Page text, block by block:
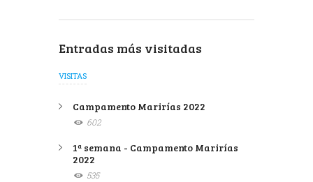
Entradas más visitadas
VISITAS
Campamento Marirías 2022
602
1ª semana - Campamento Marirías
2022
535